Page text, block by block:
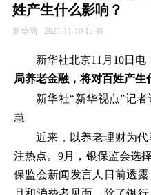
姓产生什么影响？
新华网 2021-11-10 15:49
新华社北京11月10日电
局养老金融，将对百姓产生
新华社“新华视点”记
慧
近来，以养老理财为
注热点。9月，银保监会选
保监会新闻发言人日前透